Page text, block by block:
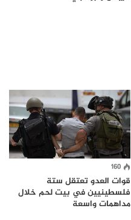
160
قوات العدو تعتقل ستة
فلسطينيين في بيت لحم خلال
مداهمات واسعة